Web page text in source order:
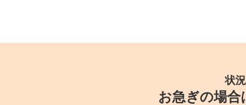
状
お急ぎの場合